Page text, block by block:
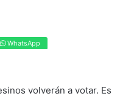
WhatsApp
volverán a votar. Es